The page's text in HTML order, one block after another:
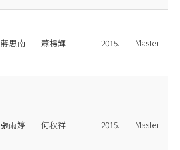
蔣思南 蕭楊輝 2015. Master
張雨婷 何秋祥 2015. Master